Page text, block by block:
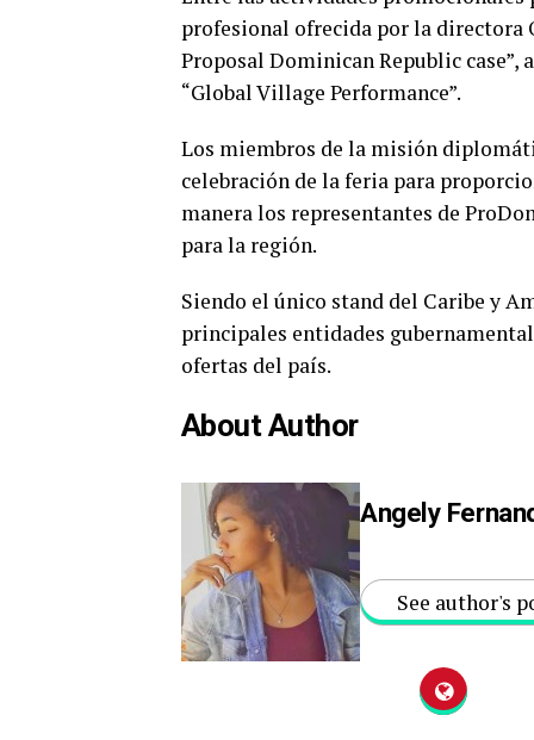
profesional ofrecida por la directora
Proposal Dominican Republic
“Global Village Performance”.
Los miembros de la misión
celebración de la feria para
manera los representantes de
para la región.
Siendo el único stand del Caribe y
principales entidades
ofertas del país.
About Author
Angely
See author's